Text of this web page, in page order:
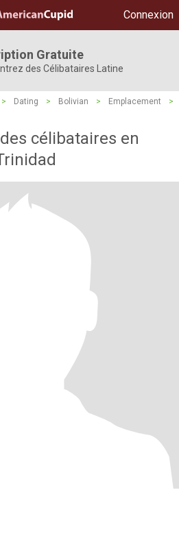
Connexion
Gratuite
des Célibataires Latine
> Dating > Bolivian > Emplacement
>
célibataires en